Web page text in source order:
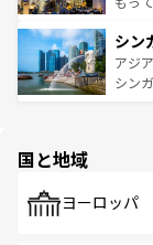
参照
激す
が待
た文
み、
てお
うな
シン
アジ
シン
で、
国と地域
ヨーロッパ